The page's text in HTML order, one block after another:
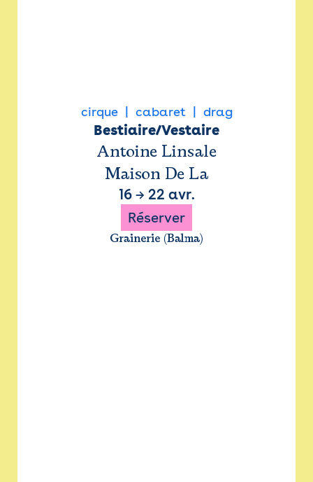
cirque cabaret drag
Bestiaire/Vestaire
Antoine Linsale
Maison De La
16→ 22 avr.
Réserver
Grainerie (Balma)